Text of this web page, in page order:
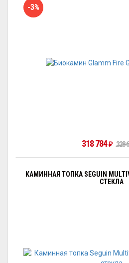
-3%
318 784₽ 328
КАМИННАЯ ТОПКА SEGUIN
СТЕКЛА